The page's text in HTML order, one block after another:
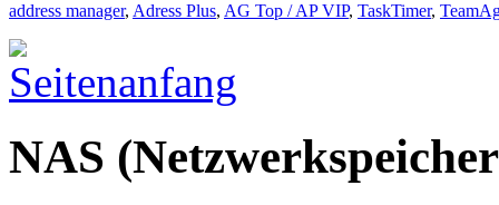
address manager, Adress Plus, AG Top / AP VIP, TaskTimer,
NAS